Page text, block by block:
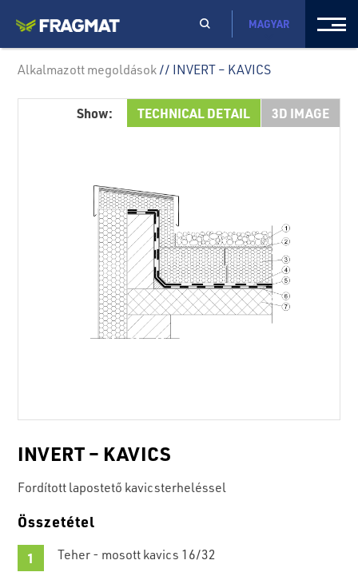
MAGYAR
Alkalmazott megoldások // INVERT – KAVICS
Show: TECHNICAL DETAIL 3D IMAGE
INVERT – KAVICS
Fordított lapostető kavicsterheléssel
Összetétel
Teher - mosott kavics 16/32